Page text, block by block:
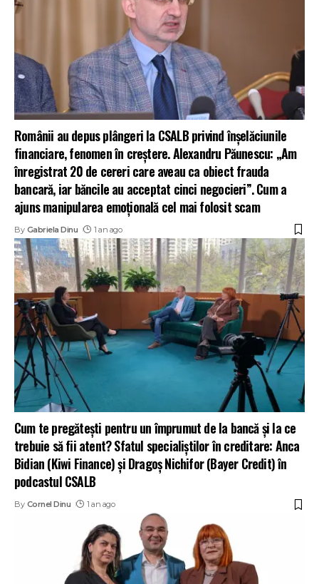
Românii au depus plângeri la CSALB privind înșelăciunile
financiare, fenomen în creștere. Alexandru Păunescu: „Am
înregistrat 20 de cereri care aveau ca obiect frauda
bancară, iar băncile au acceptat cinci negocieri”. Cum a
ajuns manipularea emoțională cel mai folosit scam
By Gabriela Dinu 1 an ago
Cum te pregătești pentru un împrumut de la bancă și la ce
trebuie să fii atent? Sfatul specialiștilor în creditare: Anca
Bidian (Kiwi Finance) și Dragoș Nichifor (Bayer Credit) în
podcastul CSALB
By Cornel Dinu 1 an ago